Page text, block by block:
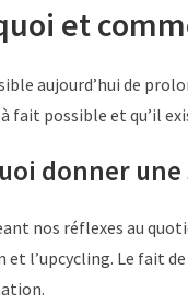
et
aujourd’hui de
fait possible et qu’il
donner une
nos réflexes au
et l’upcycling. Le fait